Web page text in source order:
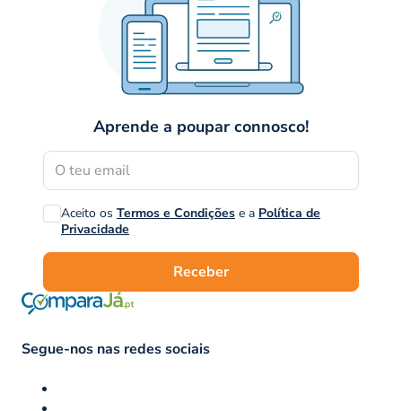
Aprende a poupar connosco!
Aceito os Termos e Condições e a Política de
Privacidade
Receber
Segue-nos nas redes sociais